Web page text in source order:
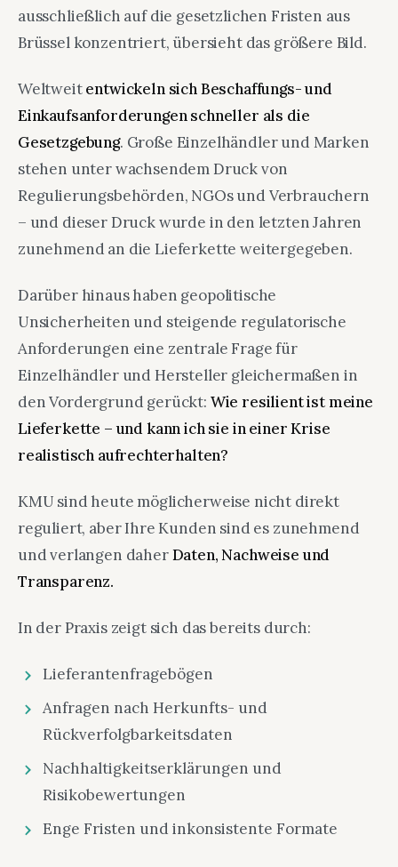
ausschließlich auf die gesetzlichen Fristen aus
Brüssel konzentriert, übersieht das größere Bild.
Weltweitentwickeln sich Beschaffungs- und
Einkaufsanforderungen schneller als die
Gesetzgebung. Große Einzelhändler und Marken
stehen unter wachsendem Druck von
Regulierungsbehörden, NGOs und Verbrauchern
– und dieser Druck wurde in den letzten Jahren
zunehmend an die Lieferkette weitergegeben.
Darüber hinaus haben geopolitische
Unsicherheiten und steigende regulatorische
Anforderungen eine zentrale Frage für
Einzelhändler und Hersteller gleichermaßen in
den Vordergrund gerückt: Wie resilient ist meine
Lieferkette – und kann ich sie in einer Krise
realistisch aufrechterhalten?
KMU sind heute möglicherweise nicht direkt
reguliert, aber Ihre Kunden sind es zunehmend
und verlangen daherDaten, Nachweise und
Transparenz.
In der Praxis zeigt sich das bereits durch:
Lieferantenfragebögen
Anfragen nach Herkunfts- und
Rückverfolgbarkeitsdaten
Nachhaltigkeitserklärungen und
Risikobewertungen
Enge Fristen und inkonsistente Formate